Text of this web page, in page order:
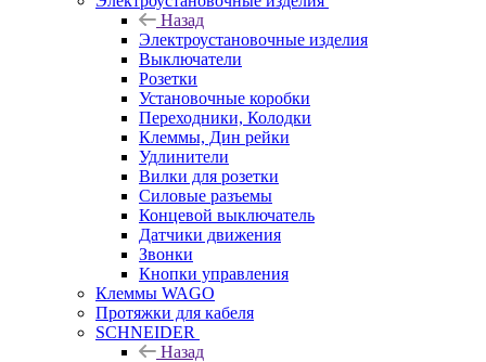
Назад
Электроустановочные изделия
Выключатели
Розетки
Установочные коробки
Переходники, Колодки
Клеммы, Дин рейки
Удлинители
Вилки для розетки
Силовые разъемы
Концевой выключатель
Датчики движения
Звонки
Кнопки управления
Клеммы WAGO
Протяжки для кабеля
SCHNEIDER
Назад